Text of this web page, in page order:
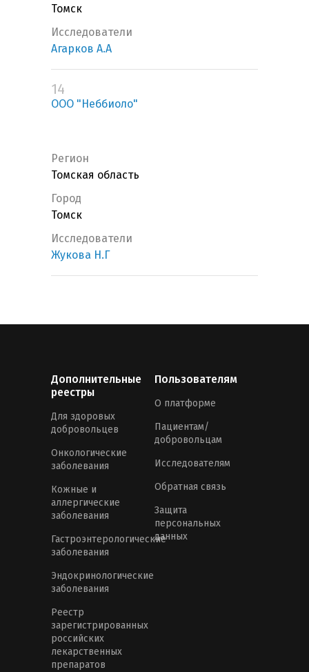
Томск
Исследователи
Агарков А.А
14
ООО "Неббиоло"
Регион
Томская область
Город
Томск
Исследователи
Жукова Н.Г
Дополнительные
реестры
Для здоровых
добровольцев
Онкологические
заболевания
Кожные и
аллергические
заболевания
Гастроэнтерологические
заболевания
Эндокринологические
заболевания
Реестр
зарегистрированных
российских
лекарственных
препаратов
Пользователям
О платформе
Пациентам/
добровольцам
Исследователям
Обратная связь
Защита
персональных
данных